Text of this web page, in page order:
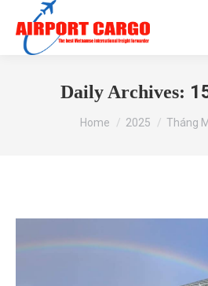
Daily Archives:
You are here:
Home 2025 Tháng